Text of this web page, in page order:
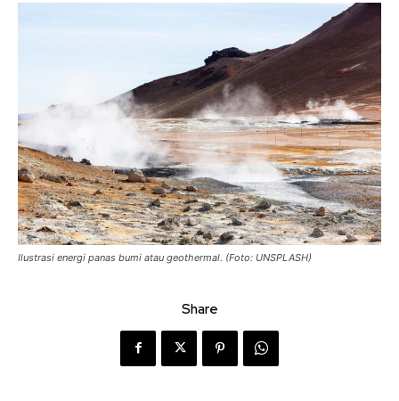
Ilustrasi energi panas bumi atau geothermal. (Foto: UNSPLASH)
Share